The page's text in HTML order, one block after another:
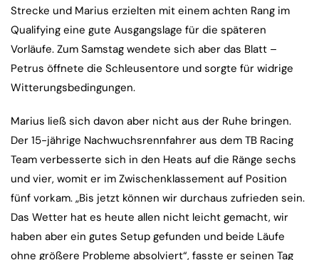
Strecke und Marius erzielten mit einem achten Rang im
Qualifying eine gute Ausgangslage für die späteren
Vorläufe. Zum Samstag wendete sich aber das Blatt –
Petrus öffnete die Schleusentore und sorgte für widrige
Witterungsbedingungen.
Marius ließ sich davon aber nicht aus der Ruhe bringen.
Der 15-jährige Nachwuchsrennfahrer aus dem TB Racing
Team verbesserte sich in den Heats auf die Ränge sechs
und vier, womit er im Zwischenklassement auf Position
fünf vorkam. „Bis jetzt können wir durchaus zufrieden sein.
Das Wetter hat es heute allen nicht leicht gemacht, wir
haben aber ein gutes Setup gefunden und beide Läufe
ohne größere Probleme absolviert“, fasste er seinen Tag